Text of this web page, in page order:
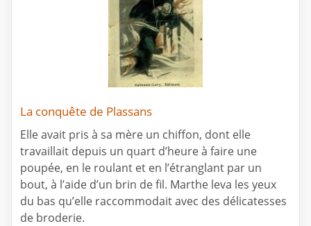
La conquête de Plassans
Elle avait pris à sa mère un chiffon, dont elle
travaillait depuis un quart d’heure à faire une
poupée, en le roulant et en l’étranglant par un
bout, à l’aide d’un brin de fil. Marthe leva les yeux
du bas qu’elle raccommodait avec des délicatesses
de broderie.